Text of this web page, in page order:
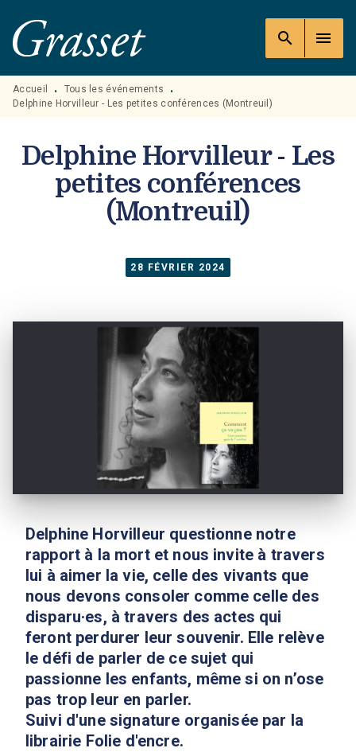
MENU RECHERCHE
PIED DE PAGE
search menu
Accueil • Tous les événements
•
Delphine Horvilleur - Les petites conférences (Montreuil)
Delphine Horvilleur - Les
petites conférences
(Montreuil)
28 FÉVRIER 2024
Delphine Horvilleur questionne notre
rapport à la mort et nous invite à travers
lui à aimer la vie, celle des vivants que
nous devons consoler comme celle des
disparu·es, à travers des actes qui
feront perdurer leur souvenir. Elle relève
le défi de parler de ce sujet qui
passionne les enfants, même si on n’ose
pas trop leur en parler.
Suivi d'une signature organisée par la
librairie Folie d'encre.